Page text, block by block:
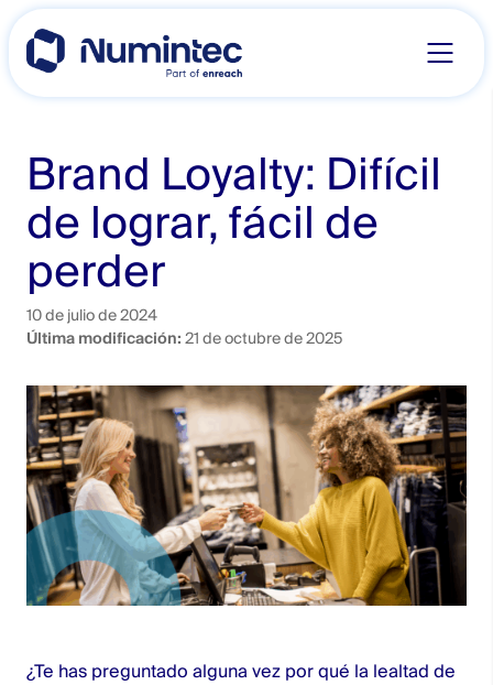
Skip
content
Brand Loyalty: Difícil
de lograr, fácil de
perder
10 de julio de 2024
Última modificación: 21 de octubre de 2025
¿Te has preguntado alguna vez por qué la lealtad de